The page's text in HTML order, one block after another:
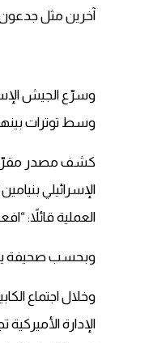
آخرين مثل جدعون
وسرّع الجيش
وسط توترات
كشف مصدر مقرّب
الإسرائيلي
العملية قائلاً:
وبحسب صحيفة
وخلال اجتماع
الإدارة